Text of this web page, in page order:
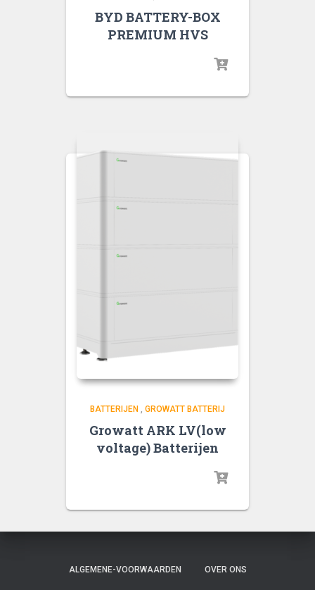
BYD BATTERY-BOX
PREMIUM HVS
BATTERIJEN , GROWATT BATTERIJ
Growatt ARK LV(low
voltage) Batterijen
ALGEMENE-VOORWAARDEN OVER ONS